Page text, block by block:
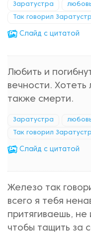
Заратустра
Так говорил
Cлайд с цитатой
Любить и
вечности.
также смерти.
Заратустра
Так говорил
Cлайд с цитатой
Железо так
всего я тебя
притягиваешь,
чтобы тащить за